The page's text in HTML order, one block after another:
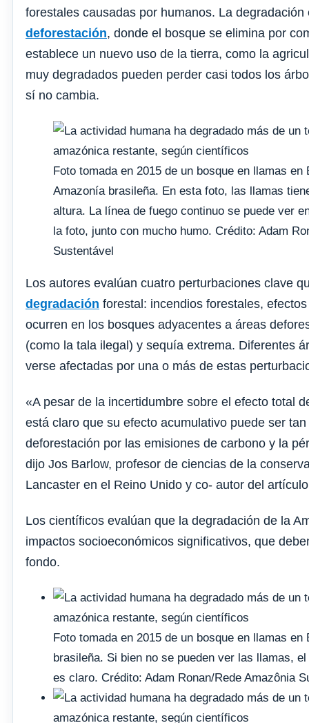
forestales causadas por humanos. La degradación
deforestación, donde el bosque se elimina por
establece un nuevo uso de la tierra, como la
muy degradados pueden perder casi todos los
sí no cambia.
Foto tomada en 2015 de un bosque en llamas en
Amazonía brasileña. En esta foto, las llamas
altura. La línea de fuego continuo se puede ver
la foto, junto con mucho humo. Crédito: Adam
Sustentável
Los autores evalúan cuatro perturbaciones clave
degradación forestal: incendios forestales,
ocurren en los bosques adyacentes a áreas
(como la tala ilegal) y sequía extrema. Diferentes
verse afectadas por una o más de estas
«A pesar de la incertidumbre sobre el efecto total
está claro que su efecto acumulativo puede ser
deforestación por las emisiones de carbono y la
dijo Jos Barlow, profesor de ciencias de la
Lancaster en el Reino Unido y co- autor del
Los científicos evalúan que la degradación de la
impactos socioeconómicos significativos, que
fondo.
Foto tomada en 2015 de un bosque en llamas
brasileña. Si bien no se pueden ver las llamas,
es claro. Crédito: Adam Ronan/Rede Amazônia